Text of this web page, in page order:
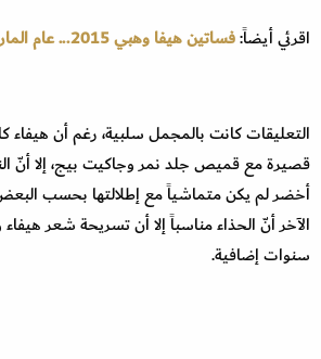
اقرئي أيضاً:فساتين هيفا وهبي 2015... عام الماركات العالمية
التعليقات كانت بالمجمل سلبية، رغم أن هيفاء
قصيرة مع قميص جلد نمر وجاكيت بيج، إلا أنّ
أخضر لم يكن متماشياً مع إطلالتها بحسب
الآخر أنّ الحذاء مناسباً إلا أن تسريحة شعر هيفاء
سنوات إضافية.